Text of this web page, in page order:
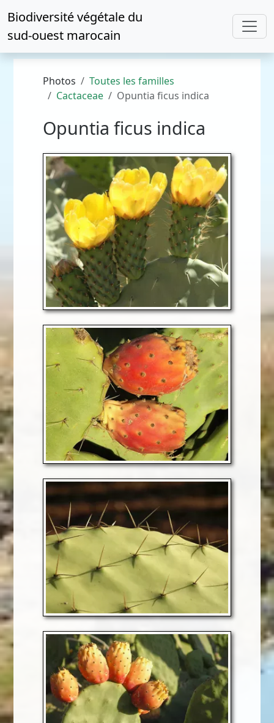
Biodiversité végétale du
sud-ouest marocain
Photos
Toutes les familles
Cactaceae
Opuntia ficus indica
Opuntia ficus indica